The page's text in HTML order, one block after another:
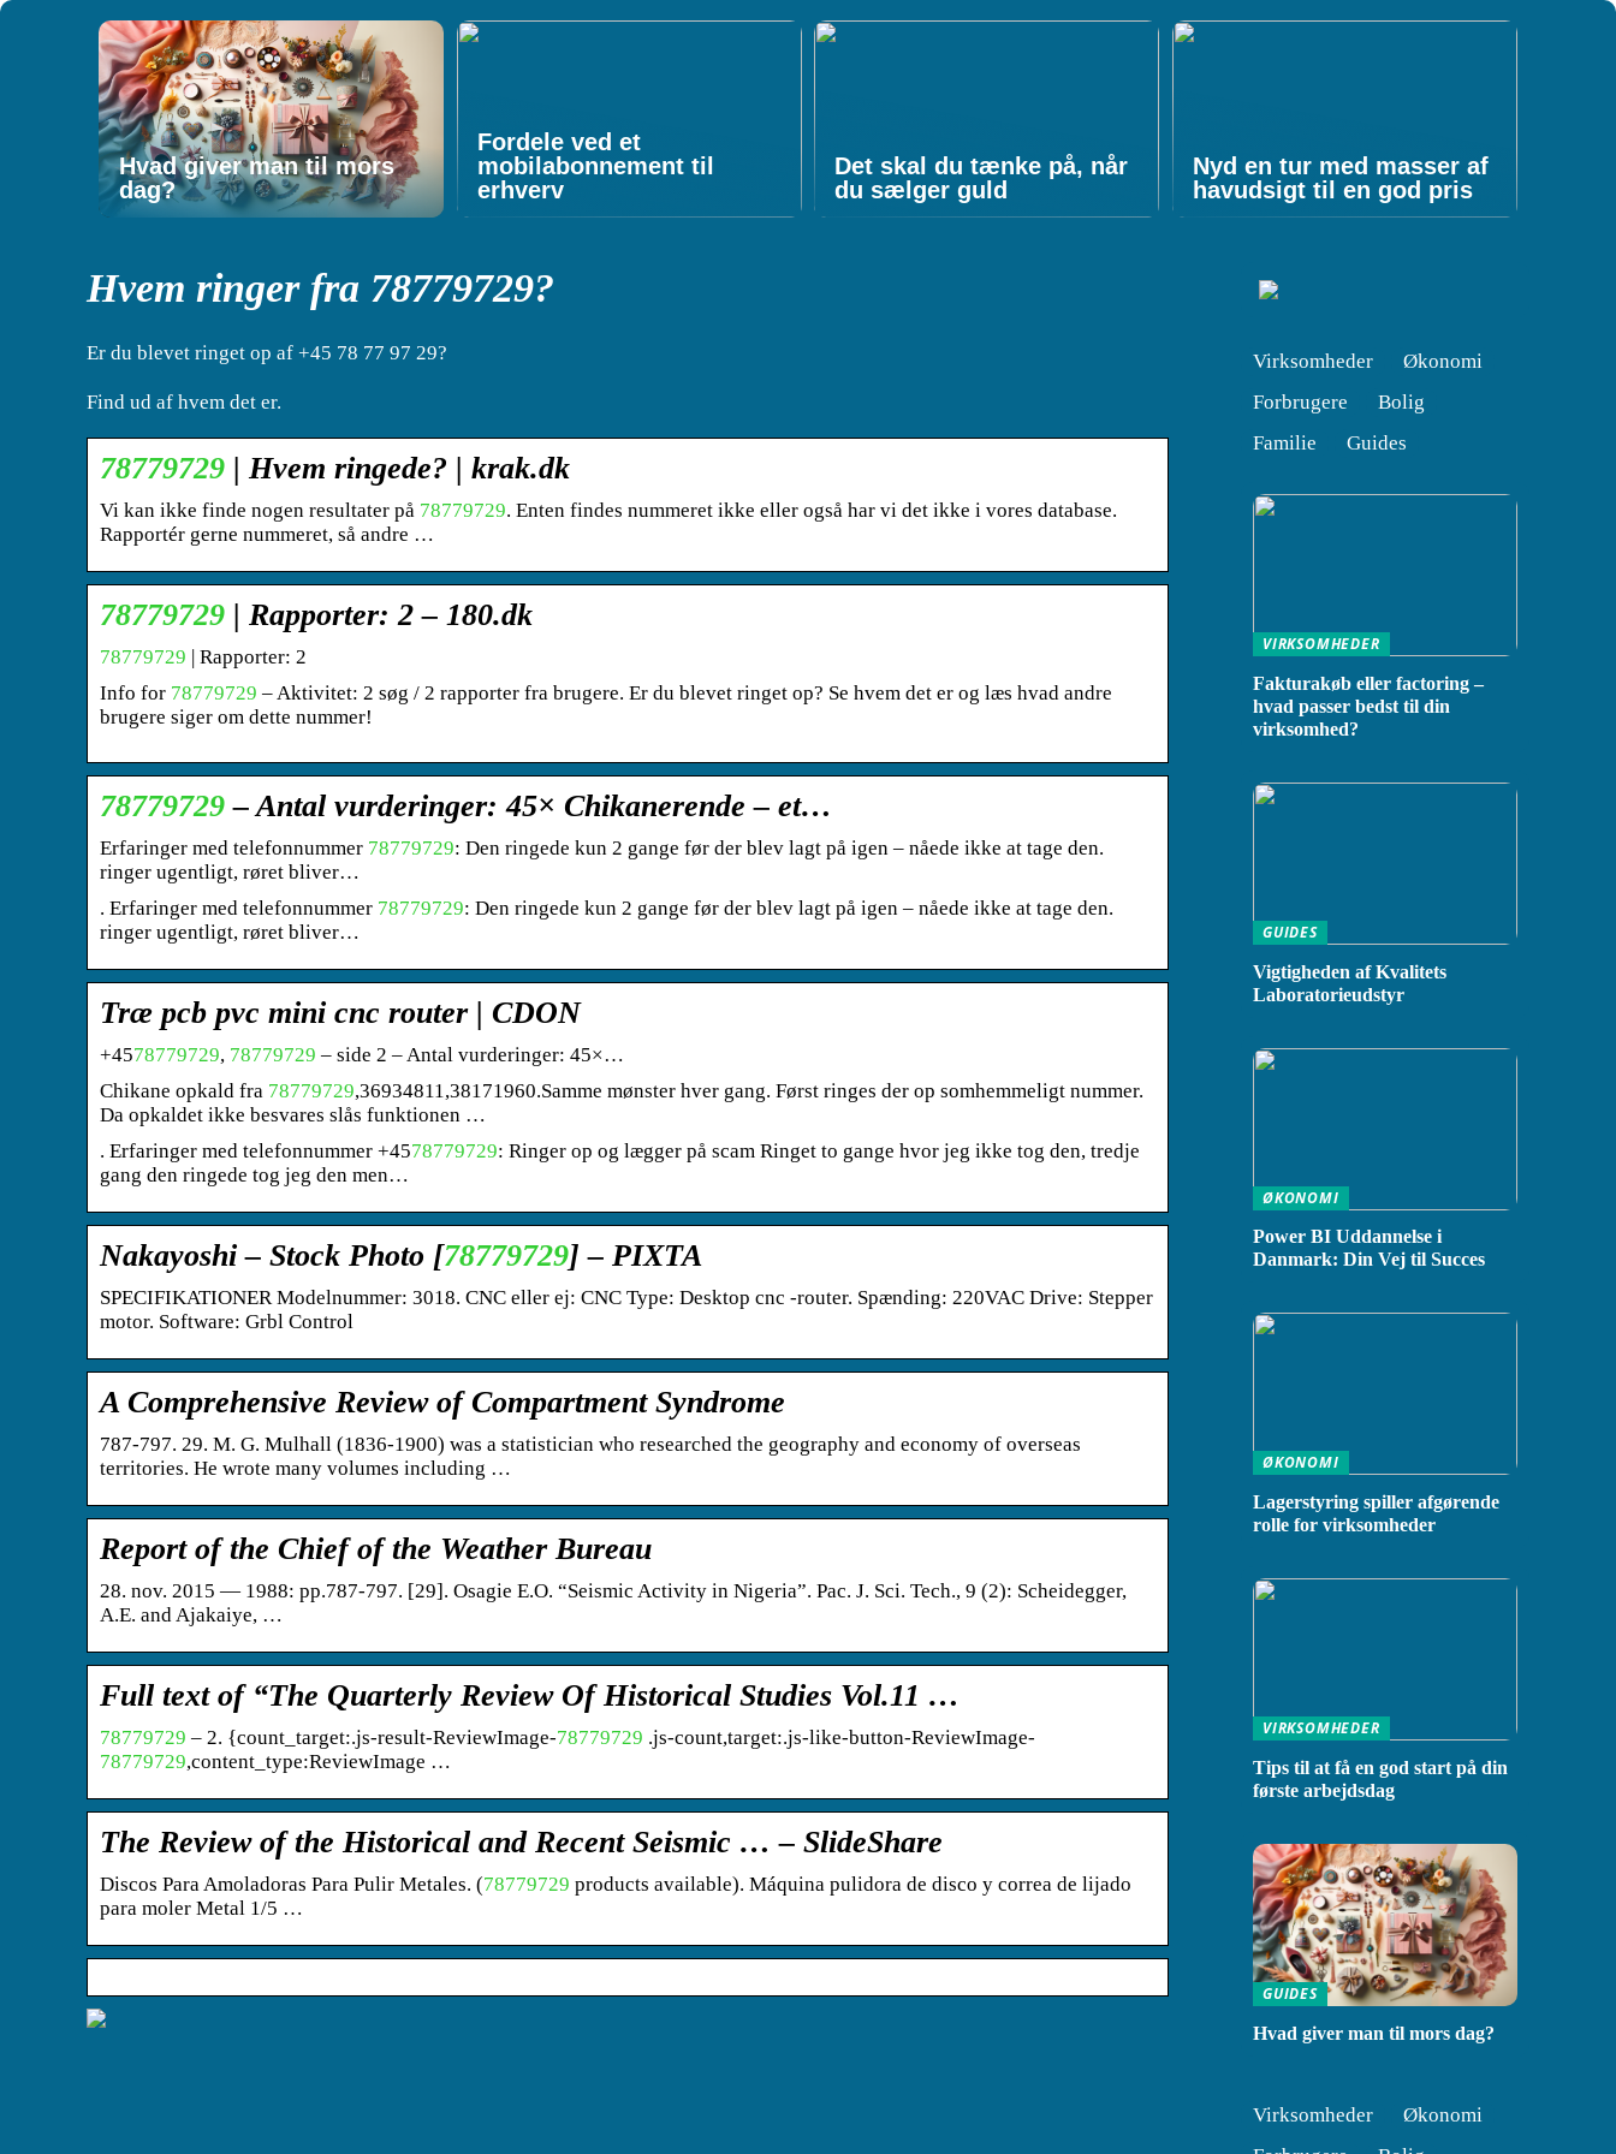
Hvad giver man til mors
dag?
Fordele ved et
mobilabonnement til
erhverv
Det skal du tænke på, når
du sælger guld
Nyd en tur med masser af
havudsigt til en god pris
Hvem ringer fra 78779729?
Er du blevet ringet op af +45 78 77 97 29?
Find ud af hvem det er.
78779729 | Hvem ringede? | krak.dk
Vi kan ikke finde nogen resultater på 78779729. Enten findes nummeret ikke eller også har vi det ikke i vores database.
Rapportér gerne nummeret, så andre …
78779729 | Rapporter: 2 – 180.dk
78779729 | Rapporter: 2
Info for 78779729 – Aktivitet: 2 søg / 2 rapporter fra brugere. Er du blevet ringet op? Se hvem det er og læs hvad andre
brugere siger om dette nummer!
78779729 – Antal vurderinger: 45× Chikanerende – et…
Erfaringer med telefonnummer 78779729: Den ringede kun 2 gange før der blev lagt på igen – nåede ikke at tage den.
ringer ugentligt, røret bliver…
. Erfaringer med telefonnummer 78779729: Den ringede kun 2 gange før der blev lagt på igen – nåede ikke at tage den.
ringer ugentligt, røret bliver…
Træ pcb pvc mini cnc router | CDON
+4578779729, 78779729 – side 2 – Antal vurderinger: 45×…
Chikane opkald fra 78779729,36934811,38171960.Samme mønster hver gang. Først ringes der op somhemmeligt nummer.
Da opkaldet ikke besvares slås funktionen …
. Erfaringer med telefonnummer +4578779729: Ringer op og lægger på scam Ringet to gange hvor jeg ikke tog den, tredje
gang den ringede tog jeg den men…
Nakayoshi – Stock Photo [78779729] – PIXTA
SPECIFIKATIONER Modelnummer: 3018. CNC eller ej: CNC Type: Desktop cnc -router. Spænding: 220VAC Drive: Stepper
motor. Software: Grbl Control
A Comprehensive Review of Compartment Syndrome
787-797. 29. M. G. Mulhall (1836-1900) was a statistician who researched the geography and economy of overseas
territories. He wrote many volumes including …
Report of the Chief of the Weather Bureau
28. nov. 2015 — 1988: pp.787-797. [29]. Osagie E.O. “Seismic Activity in Nigeria”. Pac. J. Sci. Tech., 9 (2): Scheidegger,
A.E. and Ajakaiye, …
Full text of “The Quarterly Review Of Historical Studies Vol.11 …
78779729 – 2. {count_target:.js-result-ReviewImage-78779729 .js-count,target:.js-like-button-ReviewImage-
78779729,content_type:ReviewImage …
The Review of the Historical and Recent Seismic … – SlideShare
Discos Para Amoladoras Para Pulir Metales. (78779729 products available). Máquina pulidora de disco y correa de lijado
para moler Metal 1/5 …
Virksomheder
Økonomi
Forbrugere
Bolig
Familie
Guides
VIRKSOMHEDER
Fakturakøb eller factoring –
hvad passer bedst til din
virksomhed?
GUIDES
Vigtigheden af Kvalitets
Laboratorieudstyr
ØKONOMI
Power BI Uddannelse i
Danmark: Din Vej til Succes
ØKONOMI
Lagerstyring spiller afgørende
rolle for virksomheder
VIRKSOMHEDER
Tips til at få en god start på din
første arbejdsdag
GUIDES
Hvad giver man til mors dag?
Virksomheder
Økonomi